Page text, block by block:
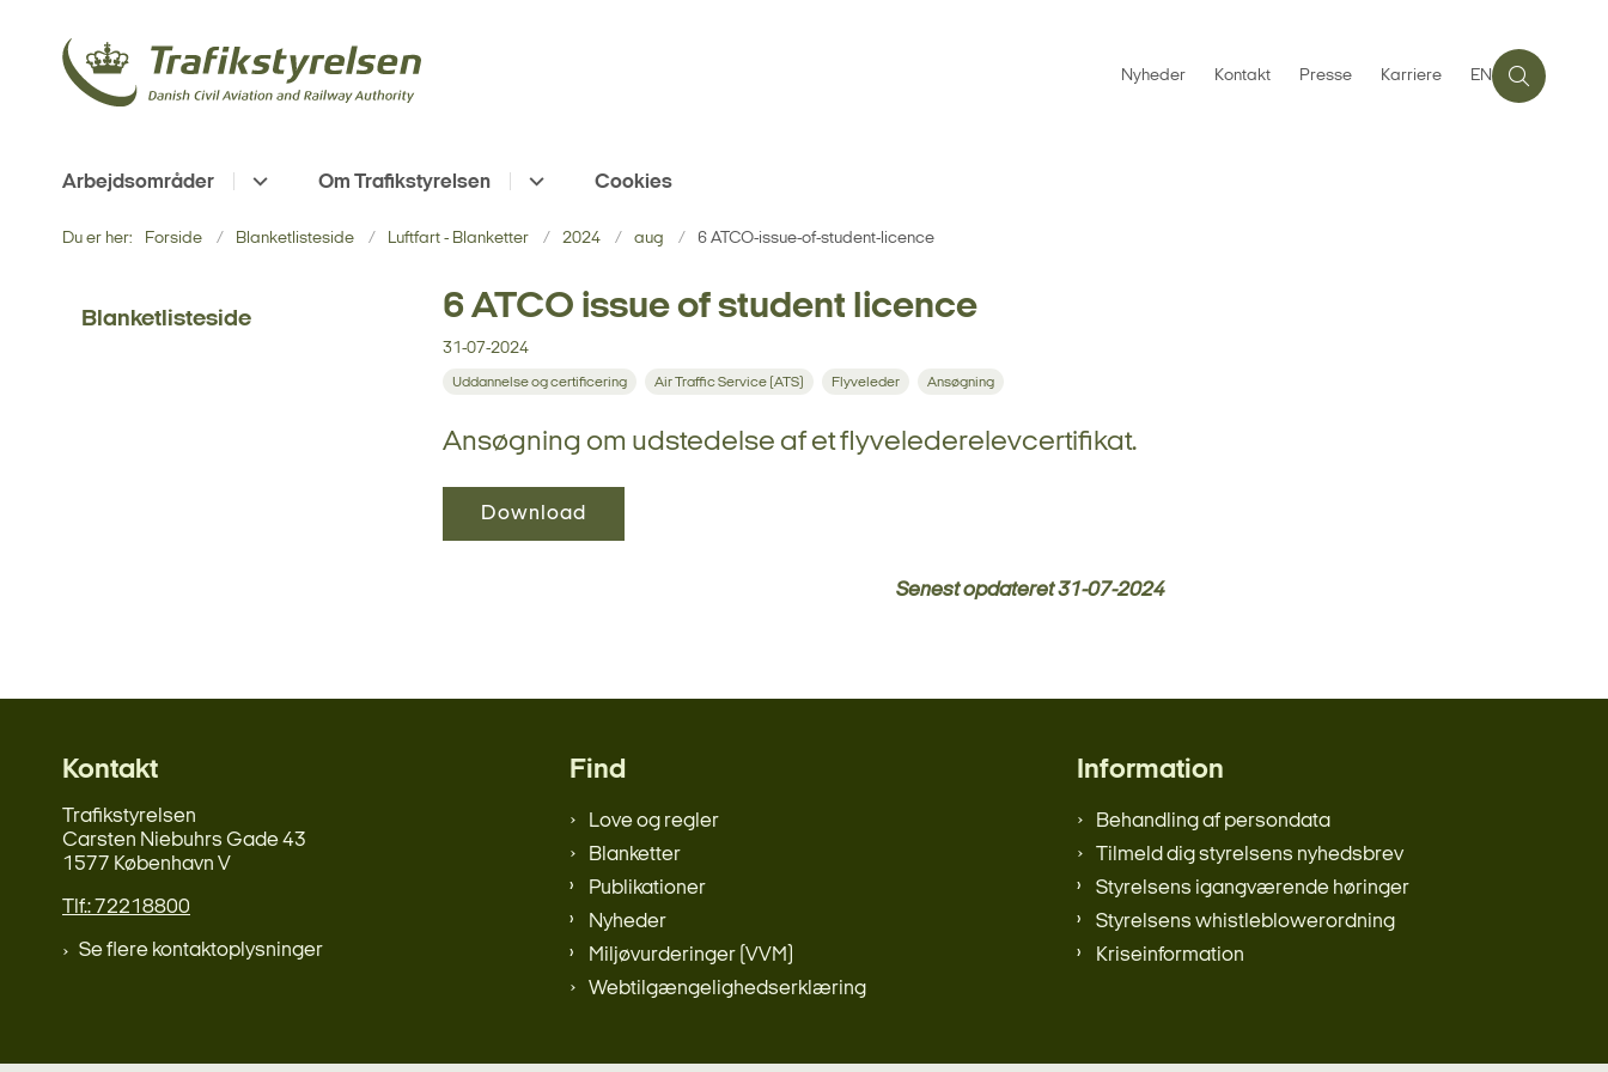
Nyheder Kontakt Presse Karriere EN
Arbejdsområder Om Trafikstyrelsen Cookies
Du er her: Forside Blanketlisteside Luftfart - Blanketter 2024 aug 6 ATCO-issue-of-student-licence
Blanketlisteside 6 ATCO issue of student licence
31-07-2024
Uddannelse og certificering Air Traffic Service (ATS) Flyveleder Ansøgning
Ansøgning om udstedelse af et flyvelederelevcertifikat.
Download
Senest opdateret31-07-2024
Kontakt
Trafikstyrelsen
Carsten Niebuhrs Gade 43
1577 København V
Tlf.: 72218800
Se flere kontaktoplysninger
Find
Love og regler
Blanketter
Publikationer
Nyheder
Miljøvurderinger (VVM)
Webtilgængelighedserklæring
Information
Behandling af persondata
Tilmeld dig styrelsens nyhedsbrev
Styrelsens igangværende høringer
Styrelsens whistleblowerordning
Kriseinformation